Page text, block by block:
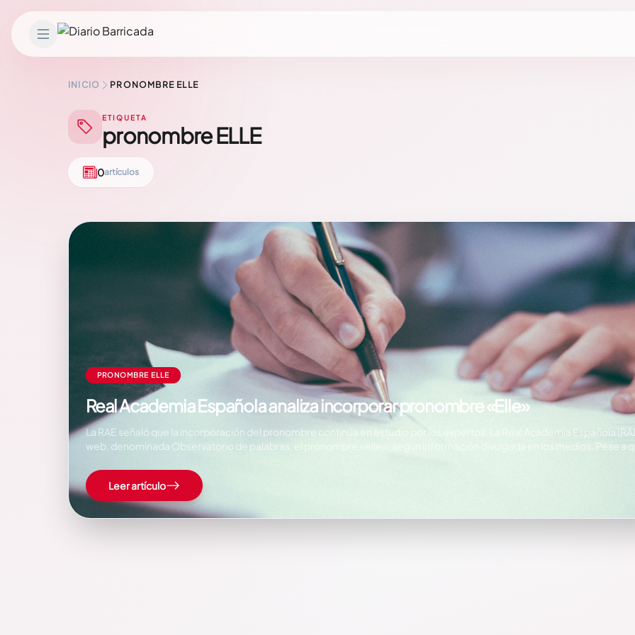
INICIO PRONOMBRE ELLE
ETIQUETA
pronombre ELLE
0artículos
PRONOMBRE ELLE
Real Academia Española analiza incorporar pronombre «Elle»
La RAE señaló que la incorporación del pronombre continúa en estudio por los expertos. La Real Academia Española (RAE) analiza incluir en una de sus secciones en la
web, denominada Observatorio de palabras, el pronombre «elle», según información divulgada en los medios. Pese a
Leer artículo